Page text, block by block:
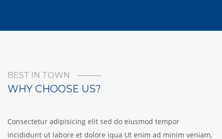
BEST IN TOWN
WHY CHOOSE US?
Consectetur adipisicing elit sed do eiusmod tempor
incididunt ut labore et dolore iqua Ut enim ad minim veniam,